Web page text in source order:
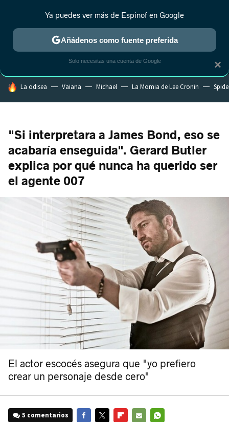
MENÚ NUEVO
ESTRENOS REALITY ANIME RANKINGS CINE
HOY SE HABLA DE
La odisea Vaiana Michael La Momia de Lee Cronin
"Si interpretara a James Bond, eso se
acabaría enseguida". Gerard Butler
explica por qué nunca ha querido ser
el agente 007
El actor escocés asegura que "yo prefiero
crear un personaje desde cero"
5 comentarios
×
Ya puedes ver más de Espinof en Google
Añádenos como fuente preferida
Solo necesitas una cuenta de Google